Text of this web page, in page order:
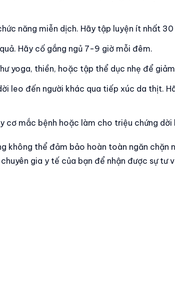
năng miễn dịch. Hãy tập luyện ít nhất
Hãy cố gắng ngủ 7-9 giờ mỗi đêm.
yoga, thiền, hoặc tập thể dục nhẹ để
leo đến người khác qua tiếp xúc da thịt.
mắc bệnh hoặc làm cho triệu chứng dời
thể đảm bảo hoàn toàn ngăn chặn
gia y tế của bạn để nhận được sự tư